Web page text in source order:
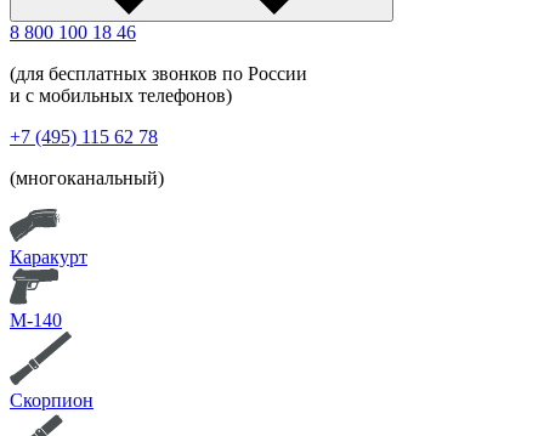
8 800 100 18 46
(для бесплатных звонков по России
и с мобильных телефонов)
+7 (495) 115 62 78
(многоканальный)
Каракурт
М-140
Скорпион